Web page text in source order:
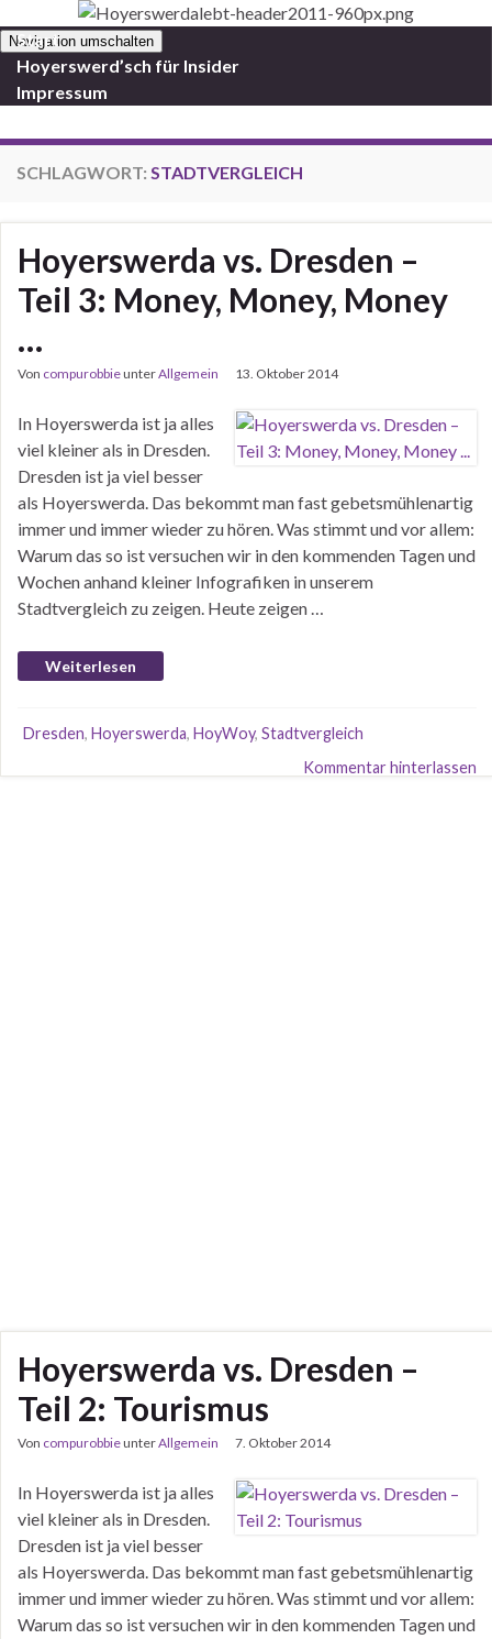
Navigation umschalten
Start
Hoyerswerd’sch für Insider
Impressum
SCHLAGWORT: STADTVERGLEICH
Hoyerswerda vs. Dresden –
Teil 3: Money, Money, Money
…
Von compurobbieunterAllgemein 13. Oktober 2014
In Hoyerswerda ist ja alles
viel kleiner als in Dresden.
Dresden ist ja viel besser
als Hoyerswerda. Das bekommt man fast gebetsmühlenartig
immer und immer wieder zu hören. Was stimmt und vor allem:
Warum das so ist versuchen wir in den kommenden Tagen und
Wochen anhand kleiner Infografiken in unserem
Stadtvergleich zu zeigen. Heute zeigen …
Weiterlesen
Dresden, Hoyerswerda, HoyWoy, Stadtvergleich
Kommentar hinterlassen
Hoyerswerda vs. Dresden –
Teil 2: Tourismus
Von compurobbieunterAllgemein 7. Oktober 2014
In Hoyerswerda ist ja alles
viel kleiner als in Dresden.
Dresden ist ja viel besser
als Hoyerswerda. Das bekommt man fast gebetsmühlenartig
immer und immer wieder zu hören. Was stimmt und vor allem:
Warum das so ist versuchen wir in den kommenden Tagen und